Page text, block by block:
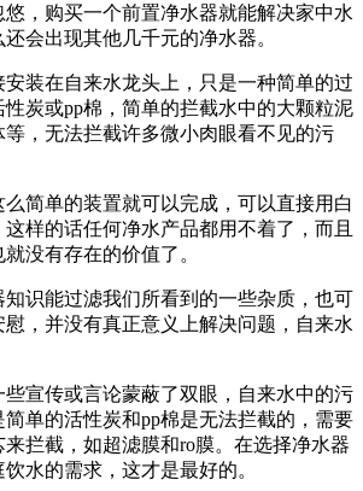
购买一个前置净水器就能解决家中水
会出现其他几千元的净水器。
在自来水龙头上，只是一种简单的过
炭或pp棉，简单的拦截水中的大颗粒泥
，无法拦截许多微小肉眼看不见的污
单的装置就可以完成，可以直接用白
样的话任何净水产品都用不着了，而且
没有存在的价值了。
能过滤我们所看到的一些杂质，也可
慰，并没有真正意义上解决问题，自来水
传或言论蒙蔽了双眼，自来水中的污
单的活性炭和pp棉是无法拦截的，需要
拦截，如超滤膜和ro膜。在选择净水器
水的需求，这才是最好的。